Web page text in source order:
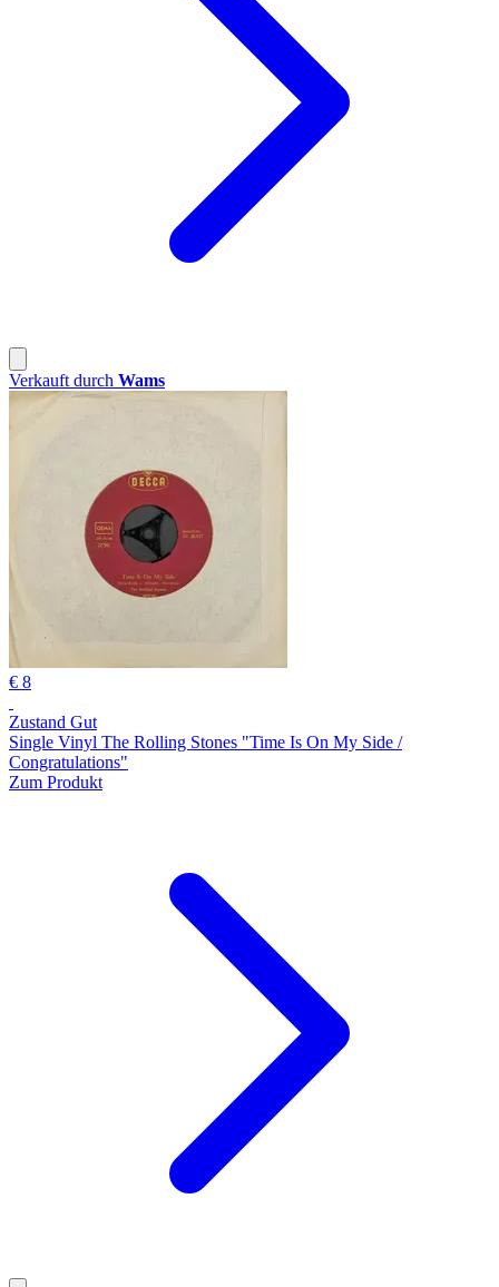
Verkauft durch Wams
€ 8
Zustand Gut
Single Vinyl The Rolling Stones "Time Is On My Side /
Congratulations"
Zum Produkt